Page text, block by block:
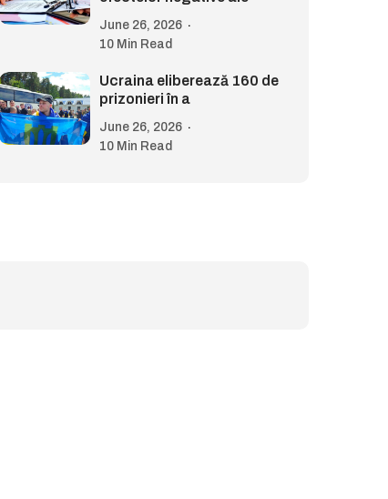
June 26, 2026
10 Min Read
Ucraina eliberează 160 de
prizonieri în a
June 26, 2026
10 Min Read